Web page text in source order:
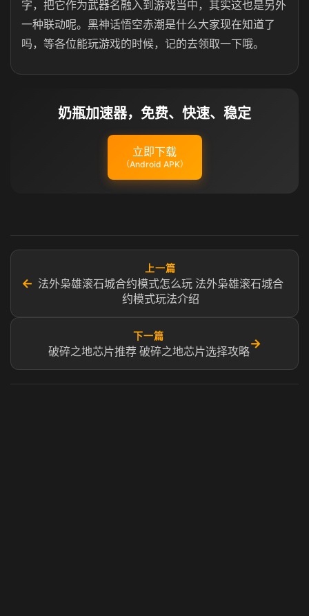
字，把它作为武器名融入到游戏当中，其实这也是另外
一种联动呢。黑神话悟空赤潮是什么大家现在知道了
吗，等各位能玩游戏的时候，记的去领取一下哦。
奶瓶加速器，免费、快速、稳定
立即下载
（Android APK）
←
上一篇
法外枭雄滚石城合约模式怎么玩 法外枭雄滚石城合
约模式玩法介绍
下一篇
破碎之地芯片推荐 破碎之地芯片选择攻略
→